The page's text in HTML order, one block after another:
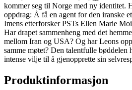
kommer seg til Norge med ny identitet.
oppdrag: Å få en agent for den iranske
Imens etterforsker PSTs Ellen Marie
Har drapet sammenheng med det
mellom Iran og USA? Og har Leons
samme møtet? Den talentfulle bøddelen
intense vilje til å gjenopprette sin
Produktinformasjon